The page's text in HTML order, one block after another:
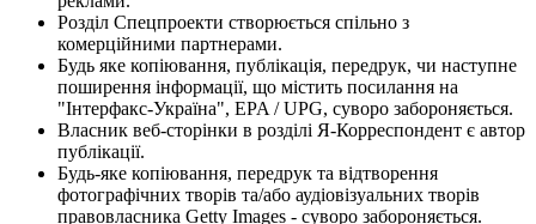
Розділ Спецпроекти створюється спільно з
комерційними партнерами.
Будь яке копіювання, публікація, передрук, чи наступне
поширення інформації, що містить посилання на
"Інтерфакс-Україна", EPA / UPG, суворо забороняється.
Власник веб-сторінки в розділі Я-Корреспондент є автор
публікації.
Будь-яке копіювання, передрук та відтворення
фотографічних творів та/або аудіовізуальних творів
правовласника Getty Images - суворо забороняється.